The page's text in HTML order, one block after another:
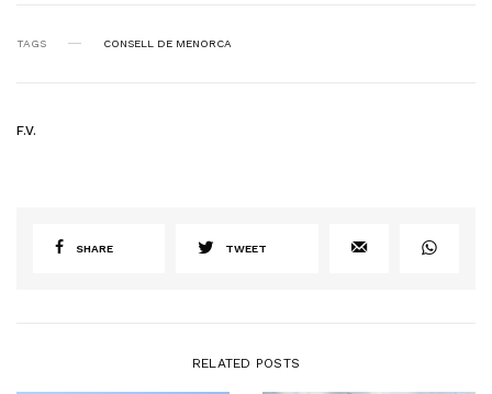
TAGS CONSELL DE MENORCA
F.V.
SHARE TWEET
RELATED POSTS